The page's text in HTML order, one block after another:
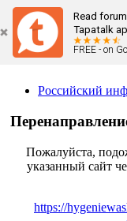
Read
Tapatalk
FREE - on
Российский
Пожалуйста,
указанный сайт
https://